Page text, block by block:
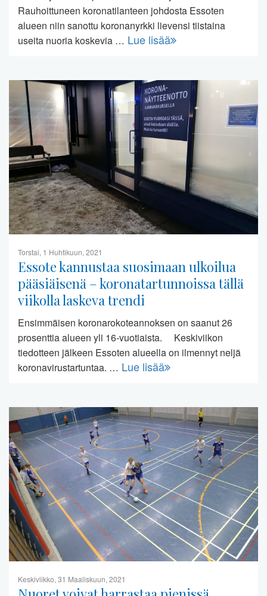
Rauhoittuneen koronatilanteen johdosta Essoten
alueen niin sanottu koronanyrkki lievensi tiistaina
useita nuoria koskevia … Lue lisää
Torstai, 1 Huhtikuun, 2021
Essote kannustaa suosimaan ulkoilua
pääsiäisenä – koronatartunnoissa tällä
viikolla laskeva trendi
Ensimmäisen koronarokoteannoksen on saanut 26
prosenttia alueen yli 16-vuotiaista. Keskiviikon
tiedotteen jälkeen Essoten alueella on ilmennyt neljä
koronavirustartuntaa. … Lue lisää
Keskiviikko, 31 Maaliskuun, 2021